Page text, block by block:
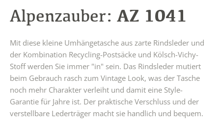
Alpenzauber: AZ 1041
Mit diese kleine Umhängetasche aus zarte Rindsleder und
der Kombination Recycling-Postsäcke und Kölsch-Vichy-
Stoff werden Sie immer "in" sein. Das Rindsleder mutiert
beim Gebrauch rasch zum Vintage Look, was der Tasche
noch mehr Charakter verleiht und damit eine Style-
Garantie für Jahre ist. Der praktische Verschluss und der
verstellbare Lederträger macht sie handlich und bequem.